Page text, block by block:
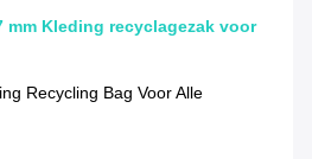
mm Kleding recyclagezak voor
Recycling Bag Voor Alle